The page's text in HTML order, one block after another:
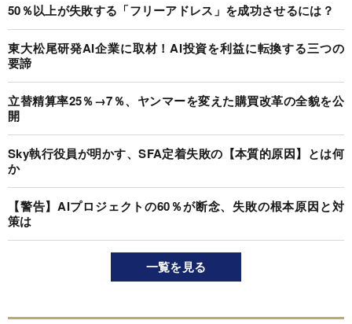
50％以上が失敗する「フリーアドレス」を成功させるには？
東大松尾研発AI企業に取材！AI投資を利益に転換する三つの
要諦
立替精算率25％→7％、ヤンマーを変えた購買改革の全貌を公
開
Sky執行役員が明かす、SFA定着失敗の【本質的原因】とは何
か
【警告】AIプロジェクトの60％が断念、失敗の根本原因と対
策は
一覧を見る